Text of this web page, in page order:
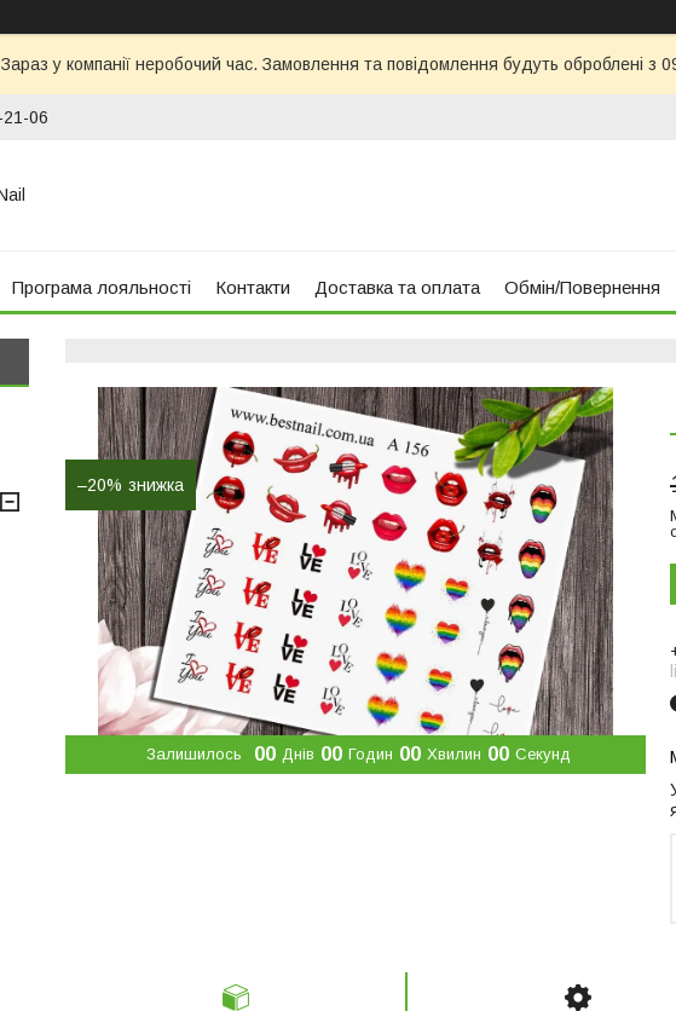
Зараз у компанії неробочий час. Замовлення та повідомлення будуть оброблені з
06
Програма лояльності Контакти Доставка та оплата Обмін/Повернення
–20%
Залишилось 00 Днів 00 Годин 00 Хвилин 00 Секунд